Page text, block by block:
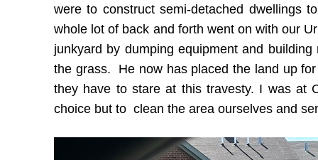
were to construct semi-detached dwellings
whole lot of back and forth went on with our
junkyard by dumping equipment and
the grass. He now has placed the land up
they have to stare at this travesty. I was at
choice but to clean the area ourselves and